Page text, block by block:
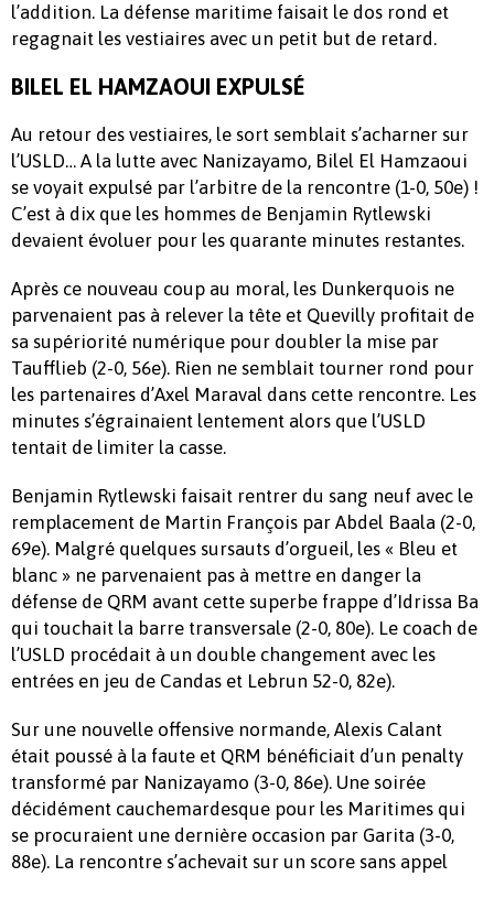
l’addition. La défense maritime faisait le dos rond et
regagnait les vestiaires avec un petit but de retard.
BILEL EL HAMZAOUI EXPULSÉ
Au retour des vestiaires, le sort semblait s’acharner sur
l’USLD… A la lutte avec Nanizayamo, Bilel El Hamzaoui
se voyait expulsé par l’arbitre de la rencontre (1-0, 50e) !
C’est à dix que les hommes de Benjamin Rytlewski
devaient évoluer pour les quarante minutes restantes.
Après ce nouveau coup au moral, les Dunkerquois ne
parvenaient pas à relever la tête et Quevilly profitait de
sa supériorité numérique pour doubler la mise par
Taufflieb (2-0, 56e). Rien ne semblait tourner rond pour
les partenaires d’Axel Maraval dans cette rencontre. Les
minutes s’égrainaient lentement alors que l’USLD
tentait de limiter la casse.
Benjamin Rytlewski faisait rentrer du sang neuf avec le
remplacement de Martin François par Abdel Baala (2-0,
69e). Malgré quelques sursauts d’orgueil, les « Bleu et
blanc » ne parvenaient pas à mettre en danger la
défense de QRM avant cette superbe frappe d’Idrissa Ba
qui touchait la barre transversale (2-0, 80e). Le coach de
l’USLD procédait à un double changement avec les
entrées en jeu de Candas et Lebrun 52-0, 82e).
Sur une nouvelle offensive normande, Alexis Calant
était poussé à la faute et QRM bénéficiait d’un penalty
transformé par Nanizayamo (3-0, 86e). Une soirée
décidément cauchemardesque pour les Maritimes qui
se procuraient une dernière occasion par Garita (3-0,
88e). La rencontre s’achevait sur un score sans appel